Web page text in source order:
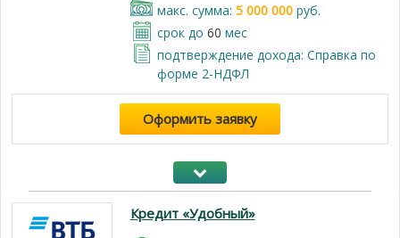
макс. сумма: 5 000 000руб.
срок до 60 мес
подтверждение дохода: Справка по
форме 2-НДФЛ
Оформить заявку
Кредит «Удобный»